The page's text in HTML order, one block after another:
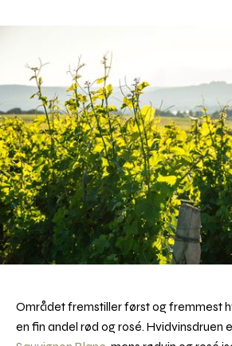
Området fremstiller først og fremmest
en fin andel rød og rosé. Hvidvinsdruen